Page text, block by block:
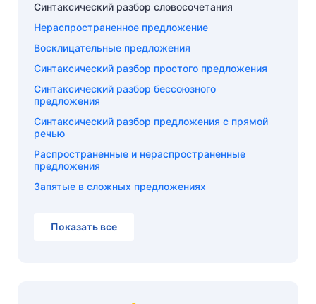
Синтаксический разбор словосочетания
Нераспространенное предложение
Восклицательные предложения
Синтаксический разбор простого предложения
Синтаксический разбор бессоюзного
предложения
Синтаксический разбор предложения с прямой
речью
Распространенные и нераспространенные
предложения
Запятые в сложных предложениях
Показать все